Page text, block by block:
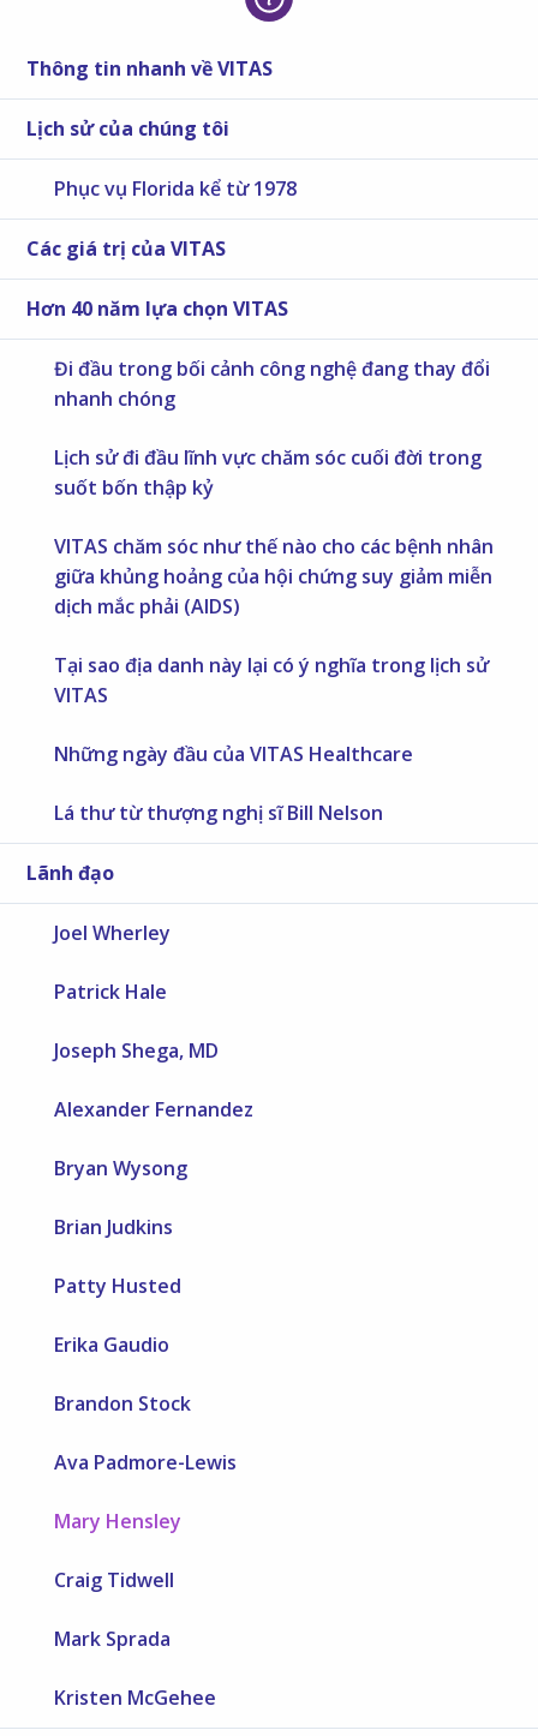
Thông tin nhanh về VITAS
Lịch sử của chúng tôi
Phục vụ Florida kể từ 1978
Các giá trị của VITAS
Hơn 40 năm lựa chọn VITAS
Đi đầu trong bối cảnh công nghệ đang thay đổi
nhanh chóng
Lịch sử đi đầu lĩnh vực chăm sóc cuối đời trong
suốt bốn thập kỷ
VITAS chăm sóc như thế nào cho các bệnh nhân
giữa khủng hoảng của hội chứng suy giảm miễn
dịch mắc phải (AIDS)
Tại sao địa danh này lại có ý nghĩa trong lịch sử
VITAS
Những ngày đầu của VITAS Healthcare
Lá thư từ thượng nghị sĩ Bill Nelson
Lãnh đạo
Joel Wherley
Patrick Hale
Joseph Shega, MD
Alexander Fernandez
Bryan Wysong
Brian Judkins
Patty Husted
Erika Gaudio
Brandon Stock
Ava Padmore-Lewis
Mary Hensley
Craig Tidwell
Mark Sprada
Kristen McGehee